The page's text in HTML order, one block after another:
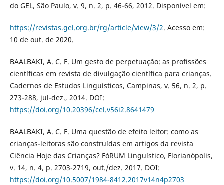
do GEL, São Paulo, v. 9, n. 2, p. 46-66, 2012. Disponível em:
https://revistas.gel.org.br/rg/article/view/3/2. Acesso em:
10 de out. de 2020.
BAALBAKI, A. C. F. Um gesto de perpetuação: as profissões
científicas em revista de divulgação científica para crianças.
Cadernos de Estudos Linguísticos, Campinas, v. 56, n. 2, p.
273-288, jul-dez., 2014. DOI:
https://doi.org/10.20396/cel.v56i2.8641479
BAALBAKI, A. C. F. Uma questão de efeito leitor: como as
crianças-leitoras são construídas em artigos da revista
Ciência Hoje das Crianças? FóRUM Linguístico, Florianópolis,
v. 14, n. 4, p. 2703-2719, out./dez. 2017. DOI:
https://doi.org/10.5007/1984-8412.2017v14n4p2703